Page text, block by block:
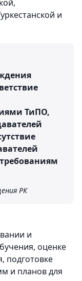
и
ТиПО,
РК
и
оценке
подготовке
и планов для